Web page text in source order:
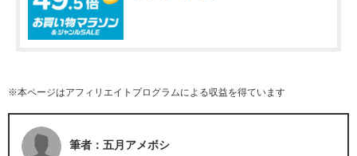
※本ページはアフィリエイトプログラムによる収益を得ています
筆者：五月アメボシ